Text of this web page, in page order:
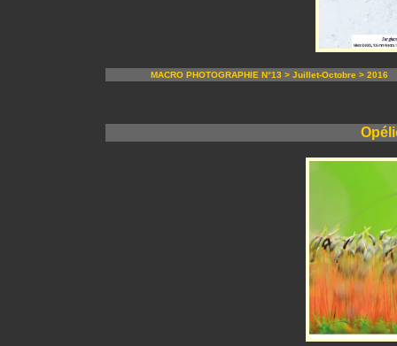
MACRO PHOTOGRAPHIE N°13 > Juillet-Octobre > 2016